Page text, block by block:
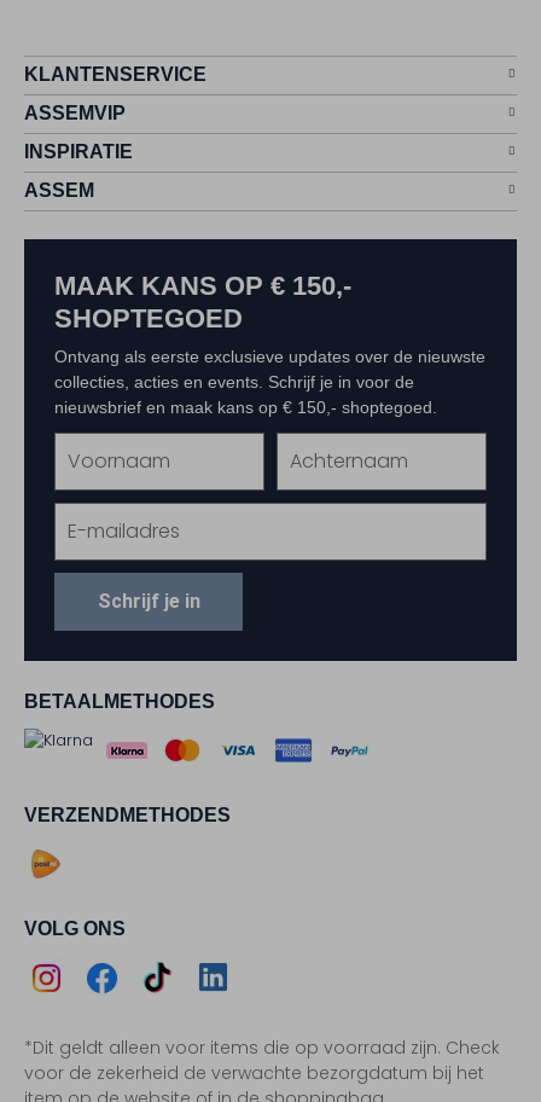
KLANTENSERVICE
ASSEMVIP
INSPIRATIE
ASSEM
BETAALMETHODES
VERZENDMETHODES
VOLG ONS
Instagram
Facebook
TikTokLinkedIn
*Dit geldt alleen voor items die op voorraad zijn. Check
voor de zekerheid de verwachte bezorgdatum bij het
MAAK KANS OP € 150,-
SHOPTEGOED
Ontvang als eerste exclusieve updates over de nieuwste
collecties, acties en events. Schrijf je in voor de
nieuwsbrief en maak kans op € 150,- shoptegoed.
Schrijf je in